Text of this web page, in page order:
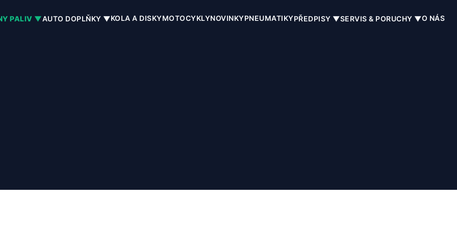
PALIV ▼AUTO DOPLŇKY ▼KOLA A DISKYMOTOCYKLYNOVINKYPNEUMATIKYPŘEDPISY ▼SERVIS & PORUCHY ▼O NÁS